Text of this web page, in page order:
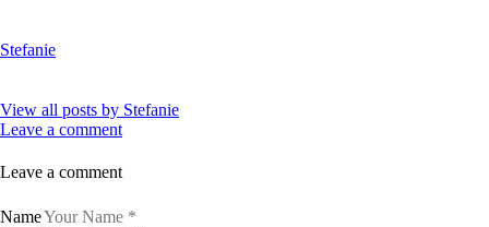
Stefanie
View all posts by Stefanie
Leave a comment
Leave a comment
Name